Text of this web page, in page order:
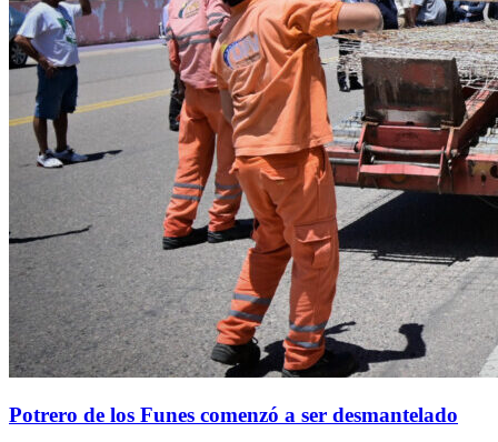
Potrero de los Funes comenzó a ser desmantelado